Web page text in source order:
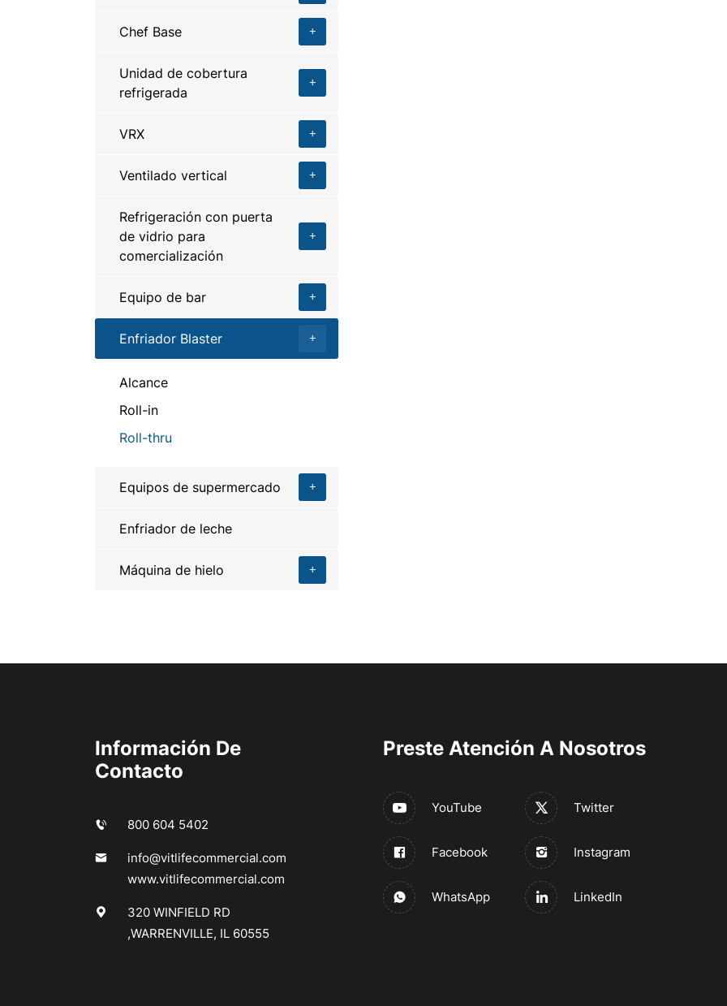
Chef Base
Unidad de cobertura
refrigerada
VRX
Ventilado vertical
Refrigeración con puerta
de vidrio para
comercialización
Equipo de bar
Enfriador Blaster
Alcance
Roll-in
Roll-thru
Equipos de supermercado
Enfriador de leche
Máquina de hielo
Información De
Contacto
800 604 5402
info@vitlifecommercial.com
www.vitlifecommercial.com
320 WINFIELD RD
,WARRENVILLE, IL 60555
Preste Atención A Nosotros
YouTube Twitter
Facebook Instagram
WhatsApp LinkedIn